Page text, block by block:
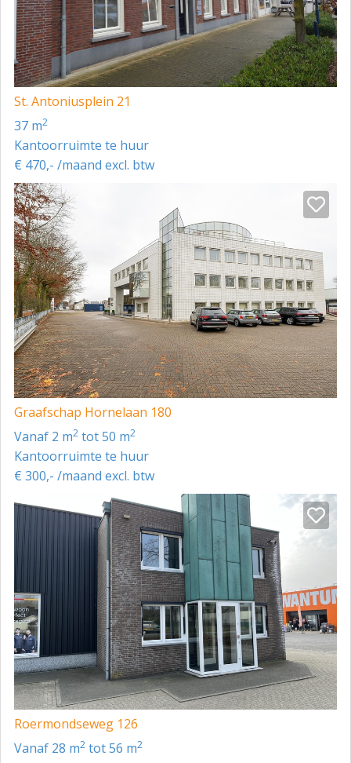
St. Antoniusplein 21
37 m2
Kantoorruimte te huur
€ 470,- /maand excl. btw
Graafschap Hornelaan 180
vanaf 2 m2 tot 50 m2
Kantoorruimte te huur
€ 300,- /maand excl. btw
Roermondseweg 126
vanaf 28 m2 tot 56 m2